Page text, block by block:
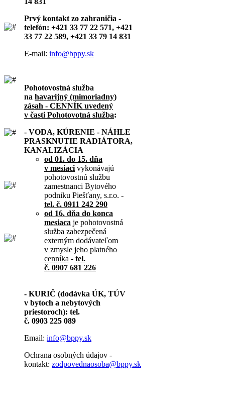
Prvý kontakt zo zahraničia -
telefón: +421 33 77 22 571, +421
33 77 22 589, +421 33 79 14 831
E-mail: info@bppy.sk
Pohotovostná služba
na havarijný (mimoriadny)
zásah - CENNÍK uvedený
v časti Pohotovotná služba:
- VODA, KÚRENIE - NÁHLE
PRASKNUTIE RADIÁTORA,
KANALIZÁCIA
od 01. do 15. dňa
v mesiaci vykonávajú
pohotovostnú službu
zamestnanci Bytového
podniku Piešťany, s.r.o. -
tel. č. 0911 242 290
od 16. dňa do konca
mesiaca je pohotovostná
služba zabezpečená
externým dodávateľom
v zmysle jeho platného
cenníka - tel.
č. 0907 681 226
- KURIČ (dodávka ÚK, TÚV
v bytoch a nebytových
priestoroch): tel.
č. 0903 225 089
Email: info@bppy.sk
Ochrana osobných údajov -
kontakt: zodpovednaosoba@bppy.sk